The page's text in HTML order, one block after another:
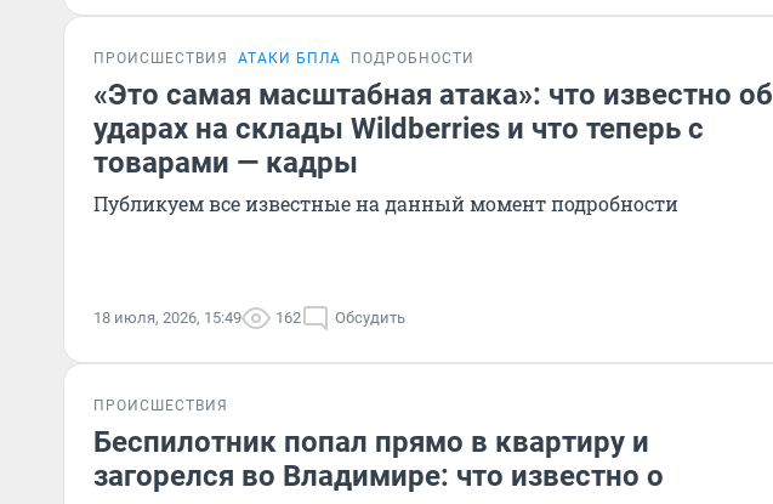
ПРОИСШЕСТВИЯ АТАКИ БПЛА ПОДРОБНОСТИ
«Это самая масштабная атака»: что известно об
ударах на склады Wildberries и что теперь с
товарами — кадры
Публикуем все известные на данный момент подробности
18 июля, 2026, 15:49 162 Обсудить
ПРОИСШЕСТВИЯ
Беспилотник попал прямо в квартиру и
загорелся во Владимире: что известно о